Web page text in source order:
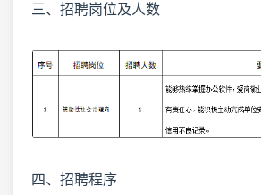
三、招聘岗位及人数
四、招聘程序